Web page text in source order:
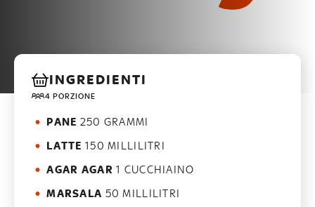
INGREDIENTI
4 PORZIONE
PANE 250 GRAMMI
LATTE 150 MILLILITRI
AGAR AGAR 1 CUCCHIAINO
MARSALA 50 MILLILITRI